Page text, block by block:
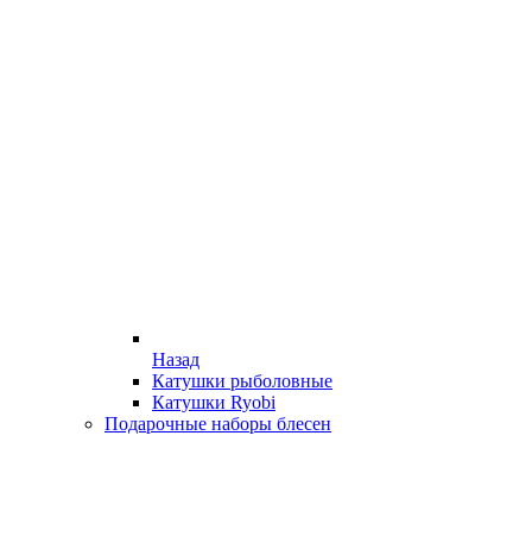
Назад
Катушки рыболовные
Катушки Ryobi
Подарочные наборы блесен